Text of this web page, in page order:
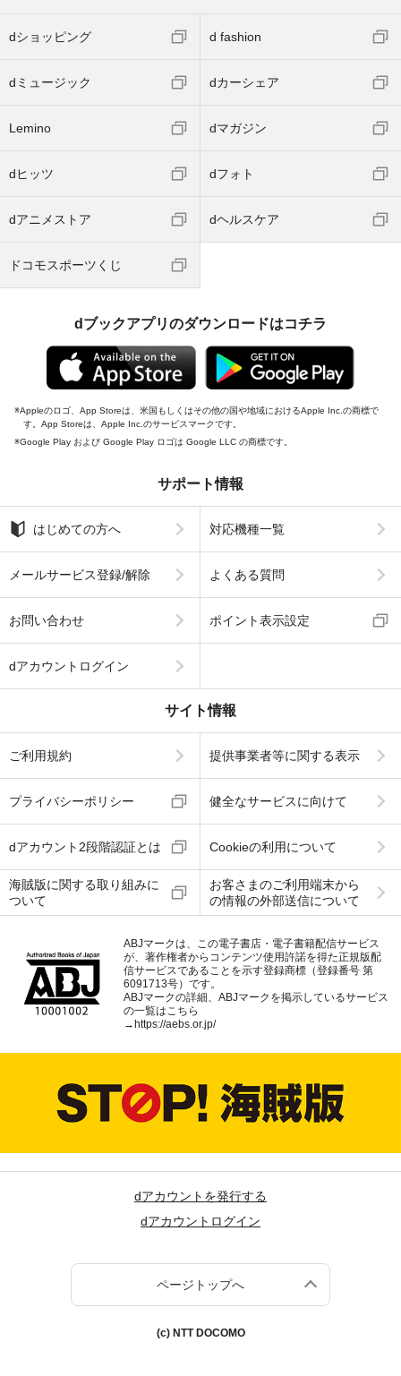
dショッピング d fashion
dミュージック dカーシェア
Lemino dマガジン
dヒッツ dフォト
dアニメストア dヘルスケア
ドコモスポーツくじ
dブックアプリのダウンロードはコチラ
Appleのロゴ、App Storeは、米国もしくはその他の国や地域におけるApple Inc.の商標で
す。App Storeは、Apple Inc.のサービスマークです。
Google Play および Google Play ロゴは Google LLC の商標です。
サポート情報
はじめての方へ 対応機種一覧
メールサービス登録/解除 よくある質問
お問い合わせ ポイント表示設定
dアカウントログイン
サイト情報
ご利用規約 提供事業者等に関する表示
プライバシーポリシー 健全なサービスに向けて
dアカウント2段階認証とは Cookieの利用について
海賊版に関する取り組みに
ついて
お客さまのご利用端末から
の情報の外部送信について
ABJマークは、この電子書店・電子書籍配信サービス
が、著作権者からコンテンツ使用許諾を得た正規版配
信サービスであることを示す登録商標（登録番号 第
6091713号）です。
ABJマークの詳細、ABJマークを掲示しているサービス
の一覧はこちら
→https://aebs.or.jp/
dアカウントを発行する
dアカウントログイン
ページトップへ
(c) NTT DOCOMO